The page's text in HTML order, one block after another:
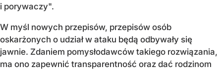
i porywaczy".
W myśl nowych przepisów, przepisów osób
oskarżonych o udział w ataku będą odbywały się
jawnie. Zdaniem pomysłodawców takiego rozwiązania,
ma ono zapewnić transparentność oraz dać rodzinom